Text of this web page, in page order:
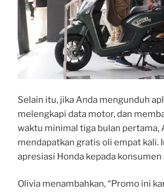
Selain itu, jika Anda mengunduh
melengkapi data motor, dan
waktu minimal tiga bulan pertama,
mendapatkan gratis oli empat kali.
apresiasi Honda kepada
Olivia menambahkan, “Promo ini